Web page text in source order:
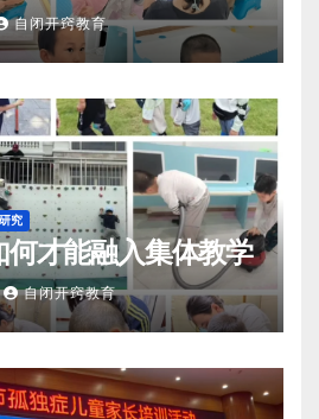
自闭开窍教育
究
才能融入集体教学
自闭开窍教育